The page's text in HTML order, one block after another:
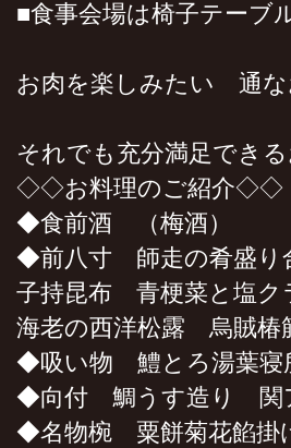
■食事会場は椅子テーブ
お肉を楽しみたい 通な
それでも充分満足できる
◇◇お料理のご紹介◇◇
◆食前酒 （梅酒）
◆前八寸 師走の肴盛り
子持昆布 青梗菜と塩
海老の西洋松露 烏賊
◆吸い物 鱧とろ湯葉寝
◆向付 鯛うす造り 関
◆名物椀 粟餅菊花餡